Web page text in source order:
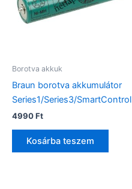
Borotva akkuk
Braun borotva akkumulátor
Series1/Series3/SmartControl
4990Ft
Kosárba teszem